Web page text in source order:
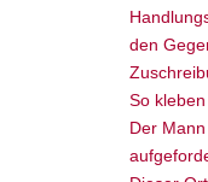
den
So
Der